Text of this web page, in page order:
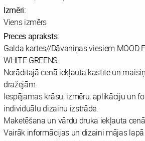
Izmēri:
Viens izmērs
Preces apraksts:
Galda kartes//Dāvaniņas viesiem MOOD
WHITE GREENS.
Norādītajā cenā iekļauta kastīte un
dražejām.
Iespējamas krāsu, izmēru, aplikāciju un
individuālu dizainu izstrāde.
Maketēšana un vārdu druka iekļauta
Vairāk informācijas un dizaini mājas